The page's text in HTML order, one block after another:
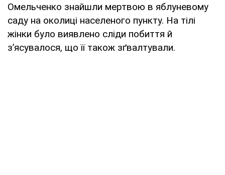
Омельченко знайшли мертвою в яблуневому
саду на околиці населеного пункту. На тілі
жінки було виявлено сліди побиття й
з’ясувалося, що її також зґвалтували.